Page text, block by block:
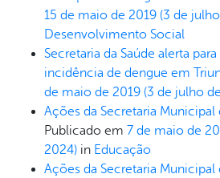
15 de maio de 2019 (3 de
Desenvolvimento Social
Secretaria da Saúde alerta
incidência de dengue em
de maio de 2019 (3 de julho
Ações da Secretaria Municipal
Publicado em 7 de maio de
2024) in Educação
Ações da Secretaria Municipal